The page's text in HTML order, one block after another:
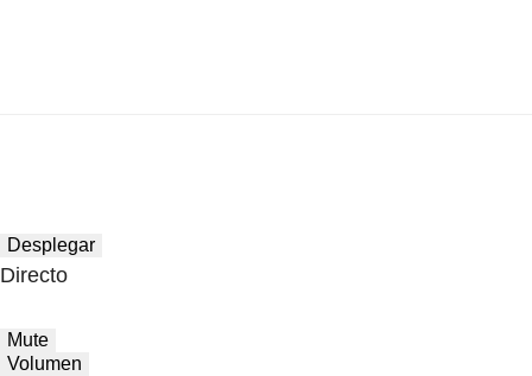
Desplegar
Directo
Mute
Volumen